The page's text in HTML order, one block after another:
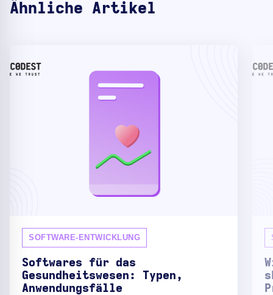
Ähnliche Artikel
SOFTWARE-ENTWICKLUNG
Softwares für das
Gesundheitswesen: Typen,
Anwendungsfälle